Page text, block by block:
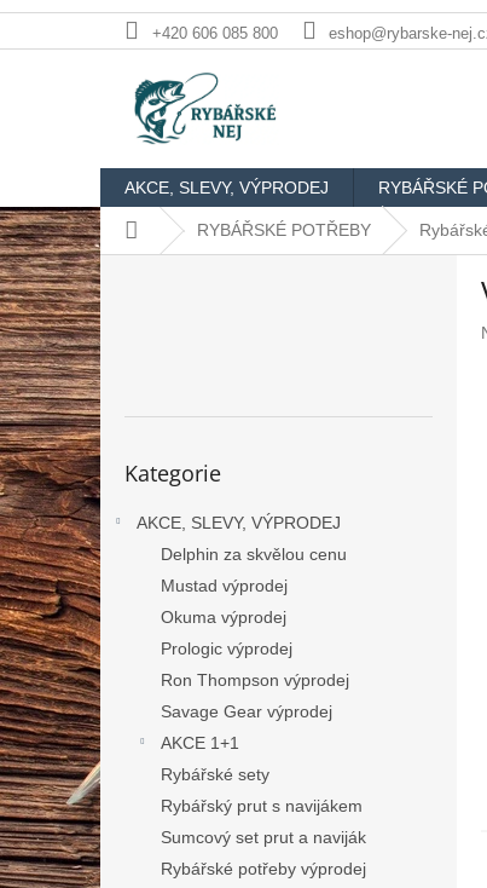
+420 606 085 800 eshop@rybarske-
AKCE, SLEVY, VÝPRODEJ RYBÁŘSKÉ
Domů RYBÁŘSKÉ POTŘEBY
P
o
s
t
r
a
n
n
í
p
a
n
e
l
kategorie
Kategorie
AKCE, SLEVY, VÝPRODEJ
Delphin za skvělou cenu
Mustad výprodej
Okuma výprodej
Prologic výprodej
Ron Thompson výprodej
Savage Gear výprodej
AKCE 1+1
Rybářské sety
Rybářský prut s navijákem
Sumcový set prut a naviják
Rybářské potřeby výprodej